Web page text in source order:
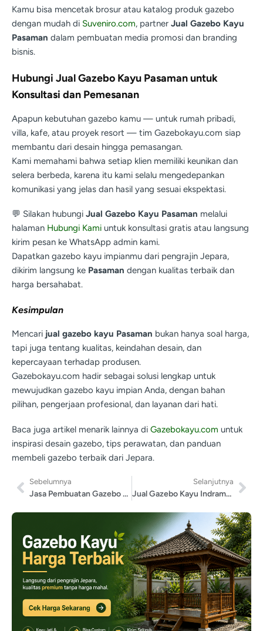
Kamu bisa mencetak brosur atau katalog produk gazebo
dengan mudah di Suveniro.com, partner Jual Gazebo Kayu
Pasaman dalam pembuatan media promosi dan branding
bisnis.
Hubungi Jual Gazebo Kayu Pasaman untuk
Konsultasi dan Pemesanan
Apapun kebutuhan gazebo kamu — untuk rumah pribadi,
villa, kafe, atau proyek resort — tim Gazebokayu.com siap
membantu dari desain hingga pemasangan.
Kami memahami bahwa setiap klien memiliki keunikan dan
selera berbeda, karena itu kami selalu mengedepankan
komunikasi yang jelas dan hasil yang sesuai ekspektasi.
💬 Silakan hubungi Jual Gazebo Kayu Pasaman melalui
halaman Hubungi Kami untuk konsultasi gratis atau langsung
kirim pesan ke WhatsApp admin kami.
Dapatkan gazebo kayu impianmu dari pengrajin Jepara,
dikirim langsung ke Pasaman dengan kualitas terbaik dan
harga bersahabat.
Kesimpulan
Mencari jual gazebo kayu Pasaman bukan hanya soal harga,
tapi juga tentang kualitas, keindahan desain, dan
kepercayaan terhadap produsen.
Gazebokayu.com hadir sebagai solusi lengkap untuk
mewujudkan gazebo kayu impian Anda, dengan bahan
pilihan, pengerjaan profesional, dan layanan dari hati.
Baca juga artikel menarik lainnya di Gazebokayu.com untuk
inspirasi desain gazebo, tips perawatan, dan panduan
membeli gazebo terbaik dari Jepara.
Sebelumnya
Jasa Pembuatan Gazebo Madiun
Selanjutnya
Jual Gazebo Kayu Indramayu